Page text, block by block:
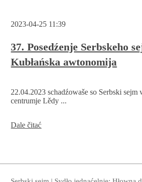
2023-04-25 11:39
37. Posedźenje Serbskeho
Kubłańska awtonomija
22.04.2023 schadźowaše so Serbski sejm
centrumje Lědy ...
Dale čitać37.